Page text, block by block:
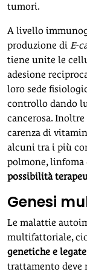
tumori.
A livello
produzione di E-
tiene unite le
adesione
loro sede
controllo dando
cancerosa.
carenza di
alcuni tra i più
polmone, linfoma
possibilità
Genesi
Le malattie
multifattoriale,
genetiche e
trattamento deve